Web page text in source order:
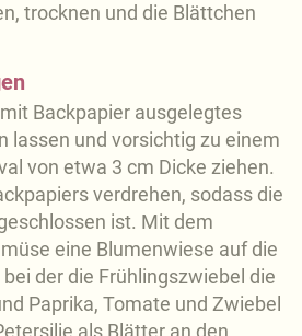
trocknen und die Blättchen
Backpapier ausgelegtes
lassen und vorsichtig zu einem
von etwa 3 cm Dicke ziehen.
verdrehen, sodass die
ist. Mit dem
eine Blumenwiese auf die
der die Frühlingszwiebel die
Paprika, Tomate und Zwiebel
als Blätter an den